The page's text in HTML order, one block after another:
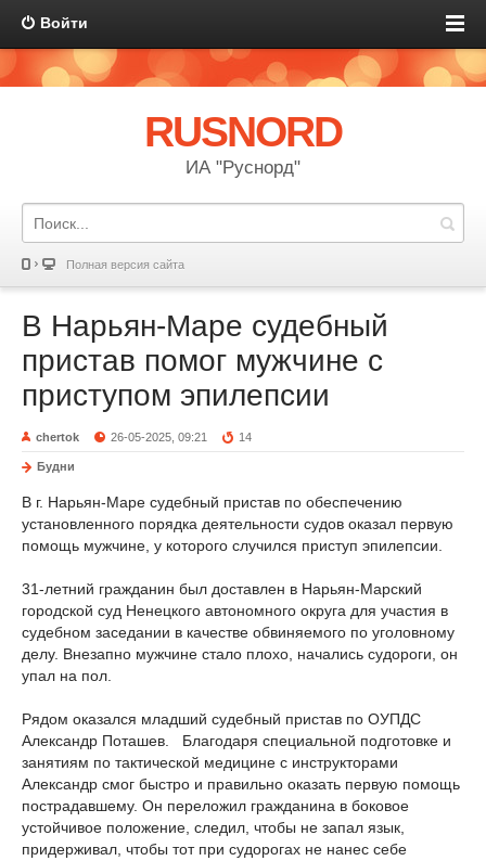
Войти
RUSNORD
ИА "Руснорд"
Полная версия сайта
В Нарьян-Маре судебный
пристав помог мужчине с
приступом эпилепсии
chertok 26-05-2025, 09:21 14
Будни
В г. Нарьян-Маре судебный пристав по обеспечению
установленного порядка деятельности судов оказал первую
помощь мужчине, у которого случился приступ эпилепсии.
31-летний гражданин был доставлен в Нарьян-Марский
городской суд Ненецкого автономного округа для участия в
судебном заседании в качестве обвиняемого по уголовному
делу. Внезапно мужчине стало плохо, начались судороги, он
упал на пол.
Рядом оказался младший судебный пристав по ОУПДС
Александр Поташев.
Благодаря специальной подготовке и
занятиям по тактической медицине с инструкторами
Александр смог быстро и правильно оказать первую помощь
пострадавшему. Он переложил гражданина в боковое
устойчивое положение, следил, чтобы не запал язык,
придерживал, чтобы тот при судорогах не нанес себе